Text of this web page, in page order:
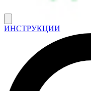
ИНСТРУКЦИИ